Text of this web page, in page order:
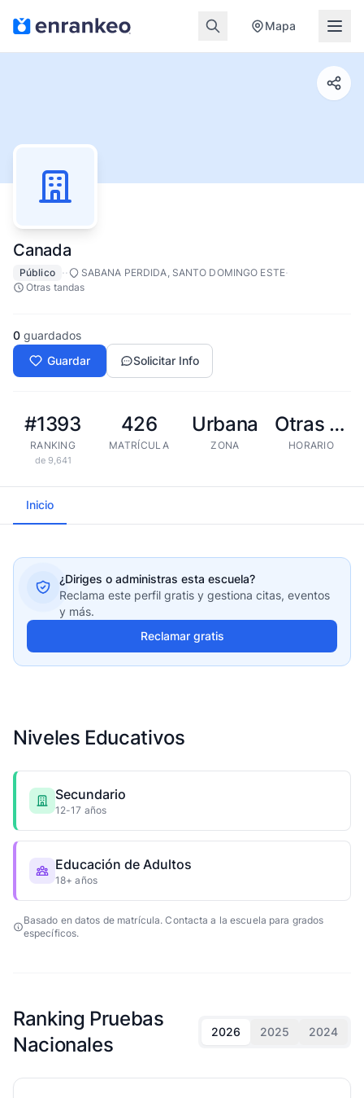
Mapa
Canada
Público ·· SABANA PERDIDA, SANTO DOMINGO ESTE·
Otras tandas
0 guardados
Guardar
Solicitar Info
#1393
RANKING
de 9,641
426
MATRÍCULA
Urbana
ZONA
Otras tandas
HORARIO
Inicio
¿Diriges o administras esta escuela?
Reclama este perfil gratis y gestiona citas, eventos
y más.
Reclamar gratis
Niveles Educativos
Secundario
12-17 años
Educación de Adultos
18+ años
Basado en datos de matrícula. Contacta a la escuela para grados
específicos.
Ranking Pruebas
Nacionales
2026 2025 2024